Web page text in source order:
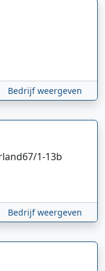
Bedrijf weergeven
67/1-13b
Bedrijf weergeven